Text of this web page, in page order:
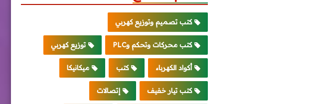
كتب تصميم وتوزيع كهربي
كتب محركات وتحكم وPLC توزيع كهربي
أكواد الكهرباء كتب ميكانيكا
كتب تيار خفيف إتصالات